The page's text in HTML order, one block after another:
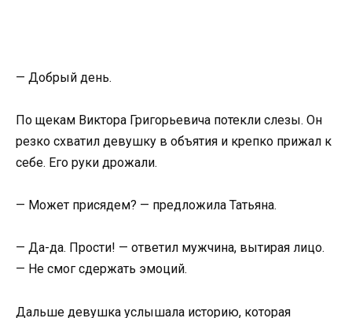
— Добрый день.
По щекам Виктора Григорьевича потекли слезы. Он
резко схватил девушку в объятия и крепко прижал к
себе. Его руки дрожали.
— Может присядем? — предложила Татьяна.
— Да-да. Прости! — ответил мужчина, вытирая лицо.
— Не смог сдержать эмоций.
Дальше девушка услышала историю, которая